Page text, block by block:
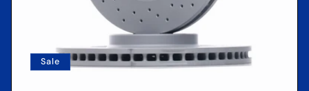
Sale